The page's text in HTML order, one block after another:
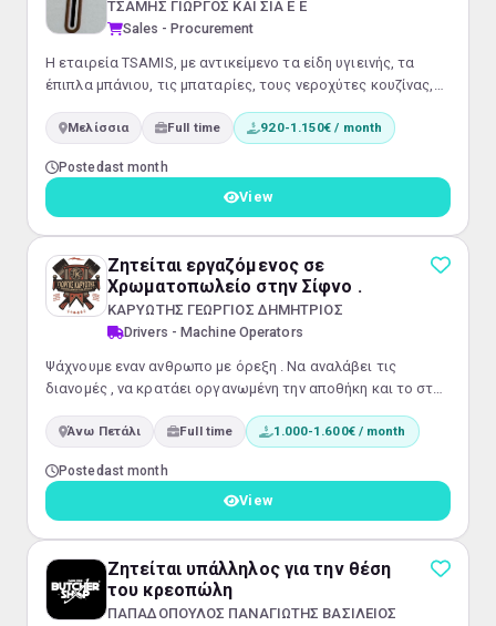
ΤΣΑΜΗΣ ΓΙΩΡΓΟΣ ΚΑΙ ΣΙΑ Ε Ε
Sales - Procurement
Η εταιρεία TSAMIS, με αντικείμενο τα είδη υγιεινής, τα
έπιπλα μπάνιου, τις μπαταρίες, τους νεροχύτες κουζίνας,
καταστήματος για μόνιμη συνεργασία Αρμοδιότητες
και ενημέρωση του e-shop.Καταχώριση και επεξεργασία
προϊόντων.Διαχείριση παραγγελιών και επικοινωνία με
πελάτες.Τηλεφωνική εξυπηρέτη...
Μελίσσια Full time 920-1.150€ / month
Postedlast month
View
Ζητείται εργαζόμενος σε
Χρωματοπωλείο στην Σίφνο .
ΚΑΡΥΩΤΗΣ ΓΕΩΡΓΙΟΣ ΔΗΜΗΤΡΙΟΣ
Drivers - Machine Operators
Ψάχνουμε εναν ανθρωπο με όρεξη . Να αναλάβει τις
διανομές , να κρατάει οργανωμένη την αποθήκη και το στοκ
Άνω Πετάλι Full time 1.000-1.600€ / month
Postedlast month
View
Ζητείται υπάλληλος για την θέση
του κρεοπώλη
ΠΑΠΑΔΟΠΟΥΛΟΣ ΠΑΝΑΓΙΩΤΗΣ ΒΑΣΙΛΕΙΟΣ